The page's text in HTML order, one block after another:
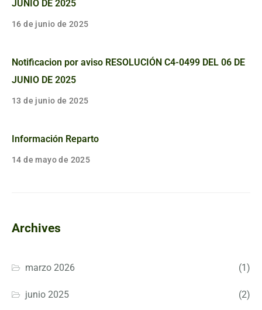
JUNIO DE 2025
16 de junio de 2025
Notificacion por aviso RESOLUCIÓN C4-0499 DEL 06 DE
JUNIO DE 2025
13 de junio de 2025
Información Reparto
14 de mayo de 2025
Archives
marzo 2026 (1)
junio 2025 (2)